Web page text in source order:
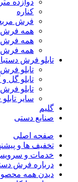
کناره
فرش
همه فرش
همه فرش
همه فرش
تابلو فرش
تابلو
تابلو گل و
تابلو
سایر
گلیم
صنایع دستی
صفحه اصلی
تخفیف ها و
خدمات و
درباره فرش
دیدن همه